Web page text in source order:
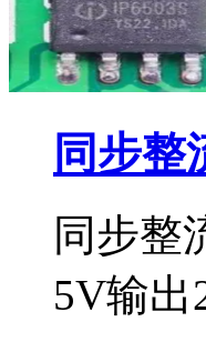
同步整
同步整
5V输